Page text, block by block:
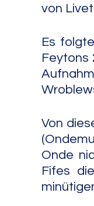
von
Es
Feytons
Von
Onde
Fifes